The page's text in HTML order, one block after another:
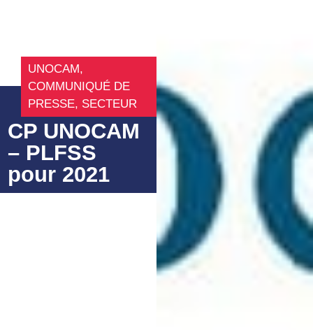
UNOCAM,
COMMUNIQUÉ DE
PRESSE, SECTEUR
CP UNOCAM
– PLFSS
pour 2021